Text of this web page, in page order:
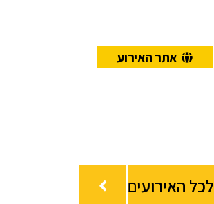
אתר האירוע
לכל האירועים